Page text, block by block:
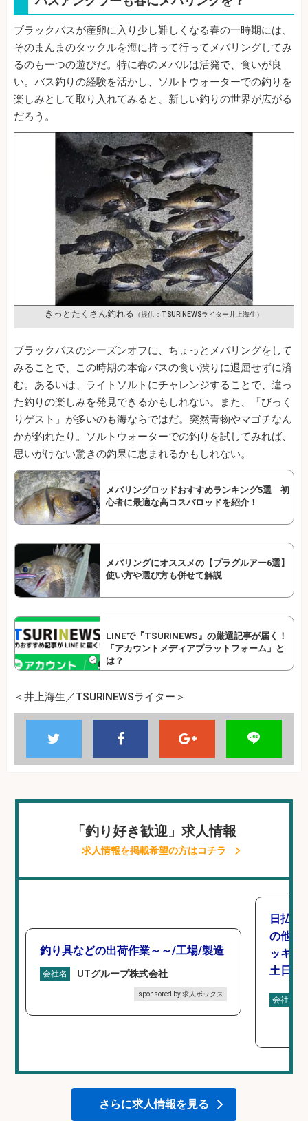
ブラックバスが産卵に入り少し難しくなる春の一時期には、
そのまんまのタックルを海に持って行ってメバリングしてみ
るのも一つの遊びだ。特に春のメバルは活発で、食いが良
い。バス釣りの経験を活かし、ソルトウォーターでの釣りを
楽しみとして取り入れてみると、新しい釣りの世界が広がる
だろう。
きっとたくさん釣れる （提供：TSURINEWSライター井上海生）
ブラックバスのシーズンオフに、ちょっとメバリングをして
みることで、この時期の本命バスの食い渋りに退屈せずに済
む。あるいは、ライトソルトにチャレンジすることで、違っ
た釣りの楽しみを発見できるかもしれない。また、「びっく
りゲスト」が多いのも海ならではだ。突然青物やマゴチなん
かが釣れたり。ソルトウォーターでの釣りを試してみれば、
思いがけない驚きの釣果に恵まれるかもしれない。
メバリングロッドおすすめランキング5選 初
心者に最適な高コスパロッドを紹介！
メバリングにオススメの【プラグルアー6選】
使い方や選び方も併せて解説
LINEで『TSURINEWS』の厳選記事が届く！
「アカウントメディアプラットフォーム」と
は？
＜井上海生／TSURINEWSライター＞
「釣り好き歓迎」求人情報
求人情報を掲載希望の方はコチラ
釣り具などの出荷作業～～/工場/製造
会社名 UTグループ株式会社
sponsored by 求人ボックス
日払い
の他/
ッキン
土日休
会社名
さらに求人情報を見る